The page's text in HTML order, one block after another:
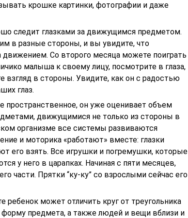
крошке картинки, фотографии и даже
следит глазками за движущимся предметом.
в разные стороны, и вы увидите, что
движением. Со второго месяца можете поиграть
малыша к своему лицу, посмотрите в глаза,
взгляд в стороны. Увидите, как он с радостью
глаз.
пространственное, он уже оценивает объем
движущимися не только из стороны в
организме все системы развиваются
и моторика «работают» вместе: глазки
его взять. Все игрушки и погремушки, которые
у него в царапках. Начиная с пяти месяцев,
части. Прятки “ку-ку” со взрослыми сейчас его
может отличить круг от треугольника
форму предмета, а также людей и вещи вблизи и